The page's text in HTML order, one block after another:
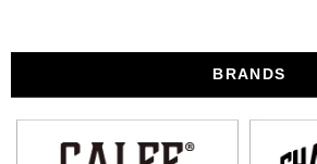
BRANDS